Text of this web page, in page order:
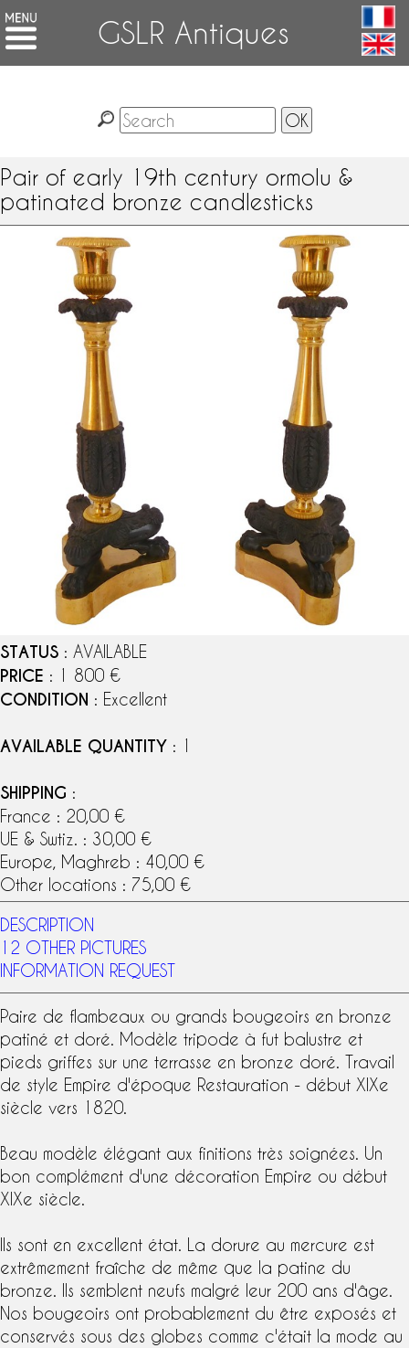
GSLR Antiques
Pair of early 19th century ormolu &
patinated bronze candlesticks
STATUS : AVAILABLE
PRICE : 1 800 €
CONDITION : Excellent
AVAILABLE QUANTITY : 1
SHIPPING :
France : 20,00 €
UE & Swtiz. : 30,00 €
Europe, Maghreb : 40,00 €
Other locations : 75,00 €
DESCRIPTION
12 OTHER PICTURES
INFORMATION REQUEST
Paire de flambeaux ou grands bougeoirs en bronze
patiné et doré . Modèle tripode à fut balustre et
pieds griffes sur une terrasse en bronze doré . Travail
de style Empire d'époque Restauration - début XIXe
siècle vers 1820.
Beau modèle élégant aux finitions très soignées. Un
bon complément d'une décoration Empire ou début
XIXe siècle.
Ils sont en excellent état. La dorure au mercure est
extrêmement fraîche de même que la patine du
bronze. Ils semblent neufs malgré leur 200 ans d'âge.
Nos bougeoirs ont probablement du être exposés et
conservés sous des globes comme c'était la mode au